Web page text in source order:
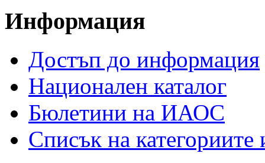
Информация
Достъп до информация
Национален каталог
Бюлетини на ИАОС
Списък на